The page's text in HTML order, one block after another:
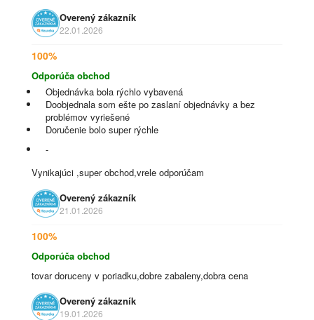
Overený zákazník
22.01.2026
100%
Odporúča obchod
Objednávka bola rýchlo vybavená
Doobjednala som ešte po zaslaní objednávky a bez
problémov vyriešené
Doručenie bolo super rýchle
-
Vynikajúci ,super obchod,vrele odporúčam
Overený zákazník
21.01.2026
100%
Odporúča obchod
tovar doruceny v poriadku,dobre zabaleny,dobra cena
Overený zákazník
19.01.2026